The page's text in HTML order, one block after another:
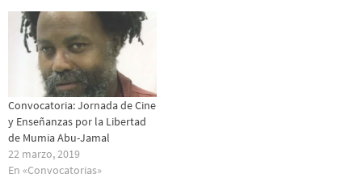
Convocatoria: Jornada de Cine
y Enseñanzas por la Libertad
de Mumia Abu-Jamal
22 marzo, 2019
En «Convocatorias»